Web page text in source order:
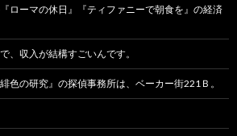
ローマの休日』『ティファニーで朝食を』の経済
、収入が結構すごいんです。
色の研究』の探偵事務所は、ベーカー街221Ｂ。